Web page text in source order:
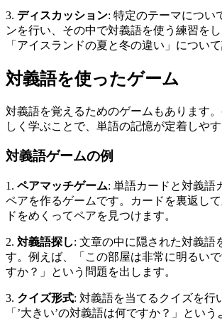
3. ディスカッション: 特定のテーマについ
ンを行い、その中で対義語を使う練習をし
「アイスランドの夏と冬の違い」につい
対義語を使ったゲーム
対義語を覚えるためのゲームもあります
しく学ぶことで、単語の記憶が定着しやす
対義語ゲームの例
1. ペアマッチゲーム: 単語カードと対義語
ペアを作るゲームです。カードを裏返し
ドをめくってペアを見つけます。
2. 対義語探し: 文章の中に隠された対義語
す。例えば、「この部屋は非常に明るい
すか？」という問題を出します。
3. クイズ形式: 対義語を当てるクイズを行
「’大きい’の対義語は何ですか？」という